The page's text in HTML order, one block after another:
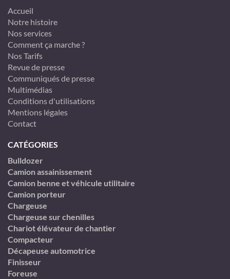
Accueil
Notre histoire
Nos services
Comment ça marche ?
Nos Tarifs
Revue de presse
Communiqués de presse
Multimédias
Conditions d'utilisations
Mentions légales
Contact
CATÉGORIES
Bulldozer
Camion assainissement
Camion benne et véhicule utilitaire
Camion porteur
Chargeuse
Chargeuse sur chenilles
Chariot élévateur de chantier
Compacteur
Décapeuse automotrice
Finisseur
Foreuse